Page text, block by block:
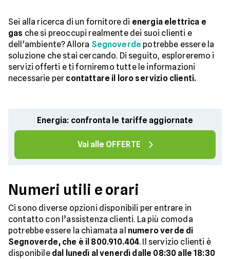
Sei alla ricerca di un fornitore di energia elettrica e
gas che si preoccupi realmente dei suoi clienti e
dell'ambiente? Allora Segnoverde potrebbe essere la
soluzione che stai cercando. Di seguito, esploreremo i
servizi offerti e ti forniremo tutte le informazioni
necessarie per contattare il loro servizio clienti.
Energia: confronta le tariffe aggiornate
Vai alle OFFERTE
Numeri utili e orari
Ci sono diverse opzioni disponibili per entrare in
contatto con l’assistenza clienti. La più comoda
potrebbe essere la chiamata al numero verde di
Segnoverde, che è il 800.910.404. Il servizio clienti è
disponibile dal lunedì al venerdì dalle 08:30 alle 18:30